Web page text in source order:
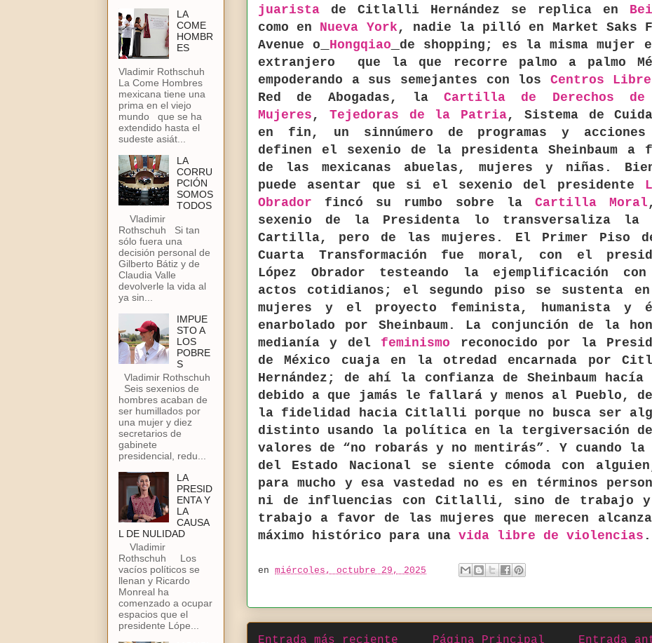
juarista de Citlalli Hernández se replica en
como en Nueva York , nadie la pilló en Market Saks
Avenue o
Hongqiao
de shopping; es la misma mujer
extranjero que la que recorre palmo a palmo
empoderando a sus semejantes con los Centros Libre
Red de Abogadas, la Cartilla de Derechos
Mujeres ,Tejedoras de la Patria, Sistema de
en fin, un sinnúmero de programas y acciones
definen el sexenio de la presidenta Sheinbaum a
de las mexicanas abuelas, mujeres y niñas.
puede asentar que si el sexenio del presidente
Obrador fincó su rumbo sobre la Cartilla Moral
sexenio de la Presidenta lo transversaliza la
Cartilla, pero de las mujeres. El Primer Piso
Cuarta Transformación fue moral, con el
López Obrador testeando la ejemplificación con
actos cotidianos; el segundo piso se sustenta
mujeres y el proyecto feminista, humanista y
enarbolado por Sheinbaum. La conjunción de la
medianía y del feminismo reconocido por la
de México cuaja en la otredad encarnada por
Hernández; de ahí la confianza de Sheinbaum
debido a que jamás le fallará y menos al Pueblo,
la fidelidad hacia Citlalli porque no busca ser
distinto usando la política en la tergiversación
valores de “no robarás y no mentirás”. Y cuando la
del Estado Nacional se siente cómoda con
para mucho y esa vastedad no es en términos
ni de influencias con Citlalli, sino de trabajo y
trabajo a favor de las mujeres que merecen
máximo histórico para una vida libre de violencias .
en miércoles, octubre 29, 2025
Entrada más reciente Entrada
Página Principal
LA
COME
HOMBR
ES
Vladimir Rothschuh
La Come Hombres
mexicana tiene una
prima en el viejo
mundo que se ha
extendido hasta el
sudeste asiát...
LA
CORRU
PCIÓN
SOMOS
TODOS
Vladimir
Rothschuh Si tan
sólo fuera una
decisión personal de
Gilberto Bátiz y de
Claudia Valle
devolverle la vida al
ya sin...
IMPUE
STO A
LOS
POBRE
S
Vladimir Rothschuh
Seis sexenios de
hombres acaban de
ser humillados por
una mujer y diez
secretarios de
gabinete
presidencial, redu...
LA
PRESID
ENTA Y
LA
CAUSA
L DE NULIDAD
Vladimir
Rothschuh Los
vacíos políticos se
llenan y Ricardo
Monreal ha
comenzado a ocupar
espacios que el
presidente Lópe...